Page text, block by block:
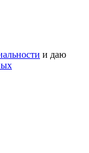
и даю